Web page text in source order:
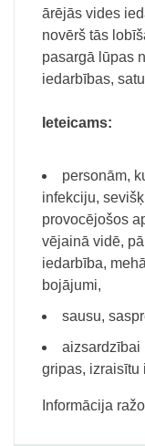
ārējās vides
novērš tās
pasargā lūpas
iedarbības,
Ieteicams:
personām,
infekciju,
provocējošos
vējainā vidē,
iedarbība,
bojājumi,
sausu,
aizsardzībai
gripas, izraisītu
Informācija